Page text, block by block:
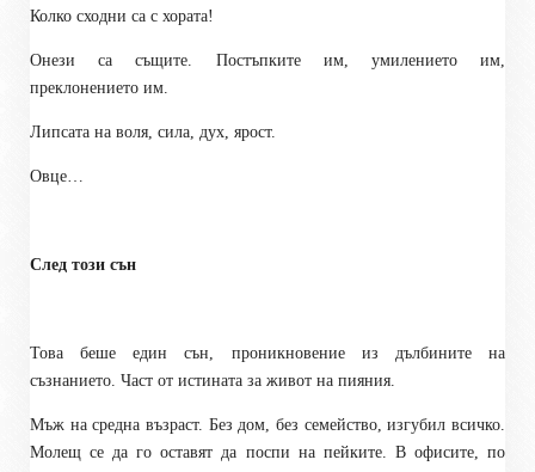
Колко сходни са с хората!
Онези са същите. Постъпките им, умилението им,
преклонението им.
Липсата на воля, сила, дух, ярост.
Овце…
След този сън
Това беше един сън, проникновение из дълбините на
съзнанието. Част от истината за живот на пияния.
Мъж на средна възраст. Без дом, без семейство, изгубил всичко.
Молещ се да го оставят да поспи на пейките. В офисите, по